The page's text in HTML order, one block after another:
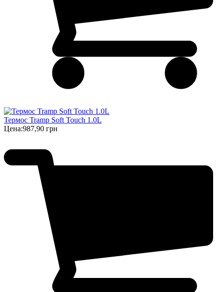
Термос Tramp Soft Touch 1.0L
Цена:987,90 грн